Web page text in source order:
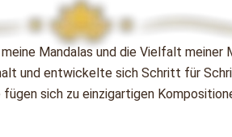
Mandalas und die Vielfalt meiner
und entwickelte sich Schritt für
sich zu einzigartigen